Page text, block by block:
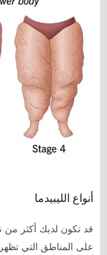
أنواع الليبيدما
قد تكون لديك أكثر من
على المناطق التي تظهر